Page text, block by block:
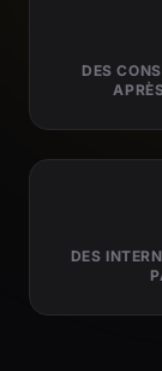
DES
DES